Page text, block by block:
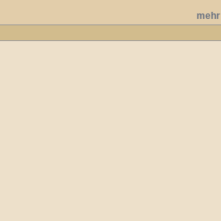
mehr